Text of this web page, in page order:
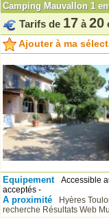
Camping Mauvallon 1
Tarifs de 17 à 20
Ajouter à ma
Equipement
Accessible
acceptés -
A proximité Hyères
recherche Résultats Web